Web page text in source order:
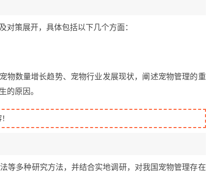
对策展开，具体包括以下几个方面：
物数量增长趋势、宠物行业发展现状，阐述宠物管理的重
的原因。
等多种研究方法，并结合实地调研，对我国宠物管理存在